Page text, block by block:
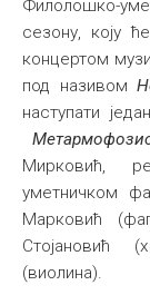
Филолошко-
сезону, коју
концертом
под називом
наступати
Мирковић,
уметничком
Марковић
Стојановић
(виолина).